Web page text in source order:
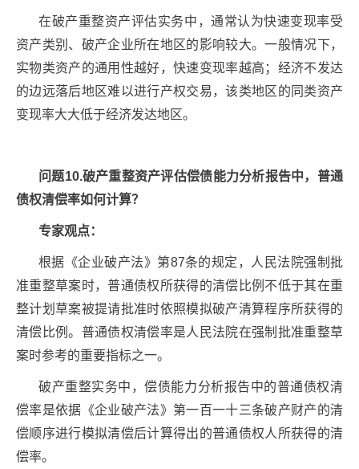
在破产重整资产评估实务中，通常认为快速变现率受
资产类别、破产企业所在地区的影响较大。一般情况下，
实物类资产的通用性越好，快速变现率越高；经济不发达
的边远落后地区难以进行产权交易，该类地区的同类资产
变现率大大低于经济发达地区。
问题10.破产重整资产评估偿债能力分析报告中，普通
债权清偿率如何计算？
专家观点：
根据《企业破产法》第87条的规定，人民法院强制批
准重整草案时，普通债权所获得的清偿比例不低于其在重
整计划草案被提请批准时依照模拟破产清算程序所获得的
清偿比例。普通债权清偿率是人民法院在强制批准重整草
案时参考的重要指标之一。
破产重整实务中，偿债能力分析报告中的普通债权清
偿率是依据《企业破产法》第一百一十三条破产财产的清
偿顺序进行模拟清偿后计算得出的普通债权人所获得的清
偿率。